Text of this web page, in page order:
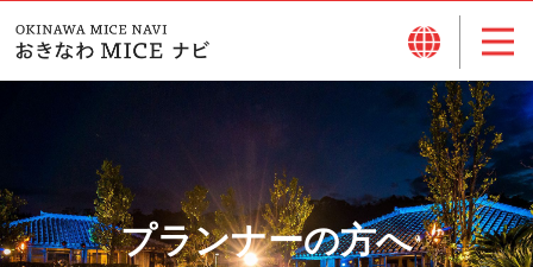
プランナーの方へ